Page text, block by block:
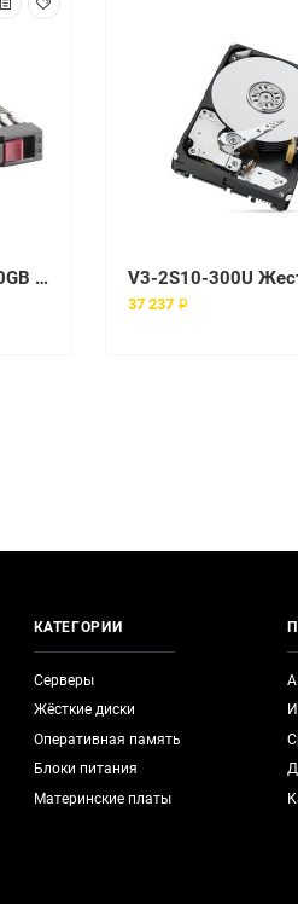
Жесткий диск EMC 900GB SAS 6G SFF 10K [005050704]
37 237 ₽
КАТЕГОРИИ
Серверы
Жёсткие диски
Оперативная память
Блоки питания
Материнские платы